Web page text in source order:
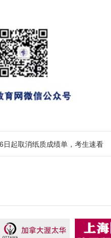
日起取消纸质成绩单，考生速看